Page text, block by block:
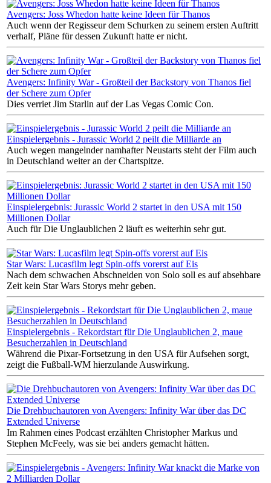
Avengers: Joss Whedon hatte keine Ideen für Thanos
Auch wenn der Regisseur dem Schurken zu seinem ersten Auftritt
verhalf, Pläne für dessen Zukunft hatte er nicht.
Avengers: Infinity War - Großteil der Backstory von Thanos fiel
der Schere zum Opfer
Dies verriet Jim Starlin auf der Las Vegas Comic Con.
Einspielergebnis - Jurassic World 2 peilt die Milliarde an
Auch wegen mangelnder namhafter Neustarts steht der Film auch
in Deutschland weiter an der Chartspitze.
Einspielergebnis: Jurassic World 2 startet in den USA mit 150
Millionen Dollar
Auch für Die Unglaublichen 2 läuft es weiterhin sehr gut.
Star Wars: Lucasfilm legt Spin-offs vorerst auf Eis
Nach dem schwachen Abschneiden von Solo soll es auf absehbare
Zeit kein Star Wars Storys mehr geben.
Einspielergebnis - Rekordstart für Die Unglaublichen 2, maue
Besucherzahlen in Deutschland
Während die Pixar-Fortsetzung in den USA für Aufsehen sorgt,
zeigt die Fußball-WM hierzulande Auswirkung.
Die Drehbuchautoren von Avengers: Infinity War über das DC
Extended Universe
Im Rahmen eines Podcast erzählten Christopher Markus und
Stephen McFeely, was sie bei anders gemacht hätten.